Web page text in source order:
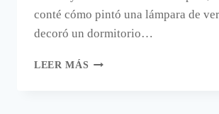
conté cómo pintó una lámpara de
decoró un dormitorio…
LEER MÁS UNA